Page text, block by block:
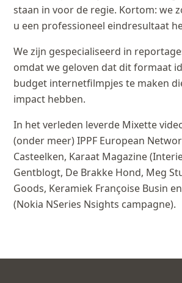
staan in voor de regie. Kortom: we
u een professioneel eindresultaat
We zijn gespecialiseerd in
omdat we geloven dat dit formaat
budget internetfilmpjes te maken
impact hebben.
In het verleden leverde Mixette
(onder meer) IPPF European
Casteelken, Karaat Magazine
Gentblogt, De Brakke Hond, Meg
Goods, Keramiek Françoise Busin
(Nokia NSeries Nsights campagne).